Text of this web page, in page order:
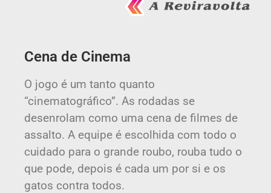
Cena de Cinema
O jogo é um tanto quanto
“cinematográfico”. As rodadas se
desenrolam como uma cena de filmes de
assalto. A equipe é escolhida com todo o
cuidado para o grande roubo, rouba tudo o
que pode, depois é cada um por si e os
gatos contra todos.